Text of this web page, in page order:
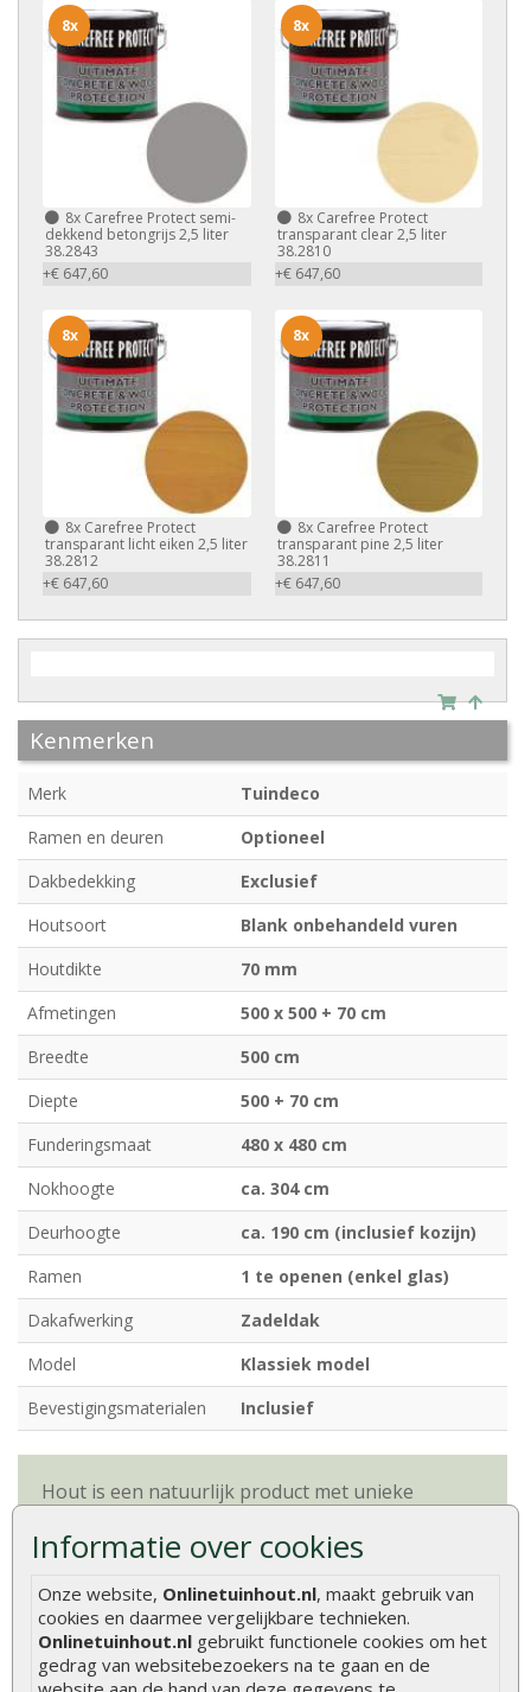
Informatie over cookies
Onze website, Onlinetuinhout.nl, maakt gebruik van
cookies en daarmee vergelijkbare technieken.
Onlinetuinhout.nl gebruikt functionele cookies om het
gedrag van websitebezoekers na te gaan en de
8x Carefree Protect semi-
dekkend betongrijs 2,5 liter
38.2843
+€ 647,60
8x
8xCarefree Protect
transparant clear 2,5 liter
38.2810
+€ 647,60
8x
8x Carefree Protect
transparant licht eiken 2,5 liter
38.2812
+€ 647,60
8x
8xCarefree Protect
transparant pine 2,5 liter
38.2811
+€ 647,60
8x
Kenmerken
Merk
Tuindeco
Ramen en deuren
Optioneel
Dakbedekking
Exclusief
Houtsoort
Blank onbehandeld vuren
Houtdikte
70 mm
Afmetingen
500 x 500 + 70 cm
Breedte
500 cm
Diepte
500 + 70 cm
Funderingsmaat
480 x 480 cm
Nokhoogte
ca. 304 cm
Deurhoogte
ca. 190 cm (inclusief kozijn)
Ramen
1 te openen (enkel glas)
Dakafwerking
Zadeldak
Model
Klassiek model
Bevestigingsmaterialen
Inclusief
Hout is een natuurlijk product met unieke
natuurlijke variaties van hout.Meer informatie
Beoordelingen
Er zijn geen beoordelingen voor dit product.